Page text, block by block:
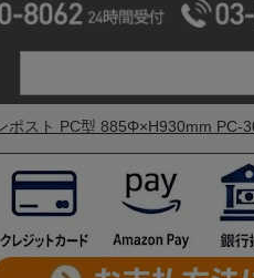
ポスト PC型 885Φ×H930mm PC-